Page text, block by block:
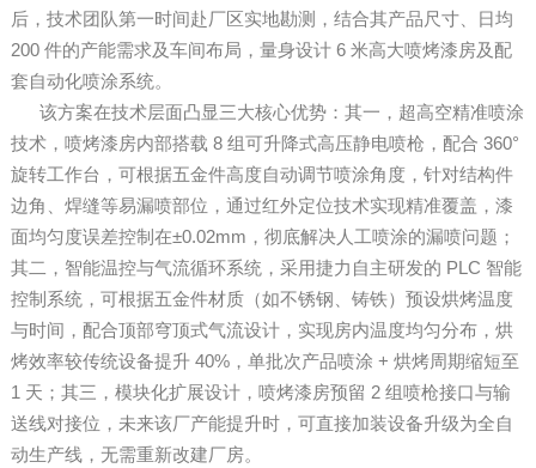
后，技术团队第一时间赴厂区实地勘测，结合其产品尺寸、日均
200 件的产能需求及车间布局，量身设计 6 米高大喷烤漆房及配
套自动化喷涂系统。
该方案在技术层面凸显三大核心优势：其一，超高空精准喷涂
技术，喷烤漆房内部搭载 8 组可升降式高压静电喷枪，配合 360°
旋转工作台，可根据五金件高度自动调节喷涂角度，针对结构件
边角、焊缝等易漏喷部位，通过红外定位技术实现精准覆盖，漆
面均匀度误差控制在±0.02mm，彻底解决人工喷涂的漏喷问题；
其二，智能温控与气流循环系统，采用捷力自主研发的 PLC 智能
控制系统，可根据五金件材质（如不锈钢、铸铁）预设烘烤温度
与时间，配合顶部穹顶式气流设计，实现房内温度均匀分布，烘
烤效率较传统设备提升 40%，单批次产品喷涂 + 烘烤周期缩短至
1 天；其三，模块化扩展设计，喷烤漆房预留 2 组喷枪接口与输
送线对接位，未来该厂产能提升时，可直接加装设备升级为全自
动生产线，无需重新改建厂房。